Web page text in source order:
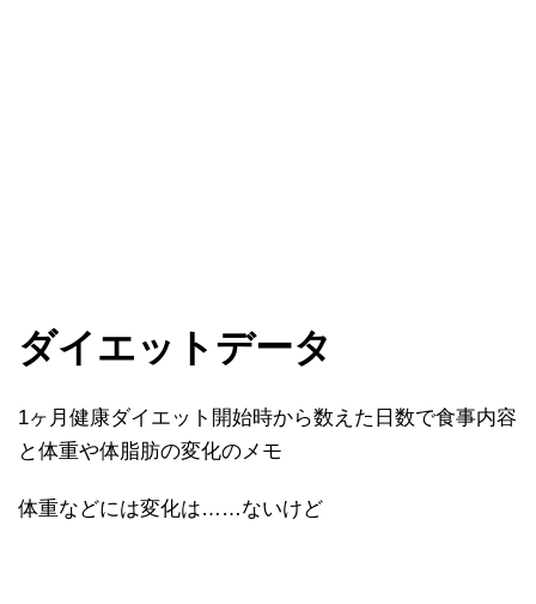
ダイエットデータ
1ヶ月健康ダイエット開始時から数えた日数で食事内容
と体重や体脂肪の変化のメモ
体重などには変化は……ないけど